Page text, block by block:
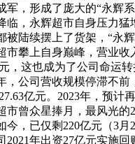
军，形成了庞大的“永辉
临，永辉超市自身压力猛
被陆续摆上了货架，“永
市攀上自身巅峰，营业收
，这也成为了公司命运
，公司营收规模停滞不前
亿元。2023年，预计再
市曾众星捧月，最风光的
今，已仅剩220亿元（3月
2021年出资27亿元实施回